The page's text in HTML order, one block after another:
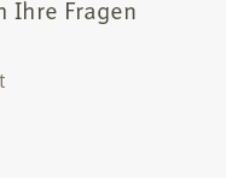
Ihre Fragen